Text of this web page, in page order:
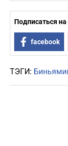
Подписаться на
facebook
ТЭГИ: